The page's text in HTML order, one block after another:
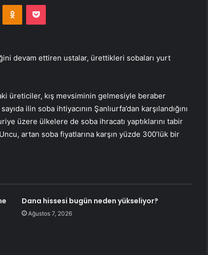
Odnoklassniki
Pocket
devam ettiren ustalar, ürettikleri sobaları yurt
üreticiler, kış mevsiminin gelmesiyle beraber
ilin soba ihtiyacının Şanlıurfa’dan karşılandığını
üzere ülkelere de soba ihracatı yaptıklarını tabir
artan soba fiyatlarına karşın yüzde 300’lük bir
Dana hissesi bugün neden yükseliyor?
Ağustos 7, 2026